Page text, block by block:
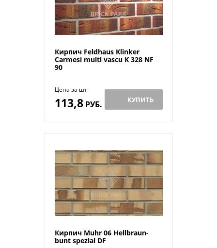
Кирпич Feldhaus Klinker
Carmesi multi vascu K 328 NF
90
Цена за шт
113,8РУБ. КУПИТЬ
Кирпич Muhr 06 Hellbraun-
bunt spezial DF